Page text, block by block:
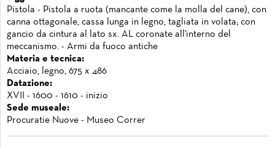
Pistola - Pistola a ruota (mancante come la molla del cane), con
canna ottagonale, cassa lunga in legno, tagliata in volata; con
gancio da cintura al lato sx. AL coronate all'interno del
meccanismo. - Armi da fuoco antiche
Materia e tecnica:
Acciaio, legno, 675 x 486
Datazione:
XVII - 1600 - 1610 - inizio
Sede museale:
Procuratie Nuove - Museo Correr